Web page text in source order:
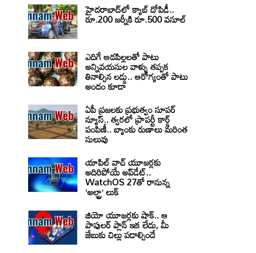
హైదరాబాద్‌లో క్యాబ్‌ దోపిడీ..
రూ.200 జర్నీకి రూ.500 వసూల్
ఎదిగే ఆడపిల్లలతో పాటు
అన్నివయసుల వాళ్ళు తప్పక
తినాల్సిన లడ్డు.. ఆరోగ్యంతో పాటు
అందం కూడా
ఏపీ ప్రజలకు ప్రభుత్వం సూపర్
న్యూస్.. త్వరలో ప్రాపర్టీ కార్డ్
పంపిణీ.. బ్యాంకు రుణాలు మరింత
సులువు
యాపిల్ వాచ్ యూజర్లకు
అదిరిపోయే అప్‌డేట్..
WatchOS 27తో రానున్న
‘అల్ట్రా’ లుక్
జియో యూజర్లకు షాక్.. ఆ
పాపులర్ ప్లాన్ ఇక లేదు, మీ
జేబుకు చిల్లు పడాల్సిందే